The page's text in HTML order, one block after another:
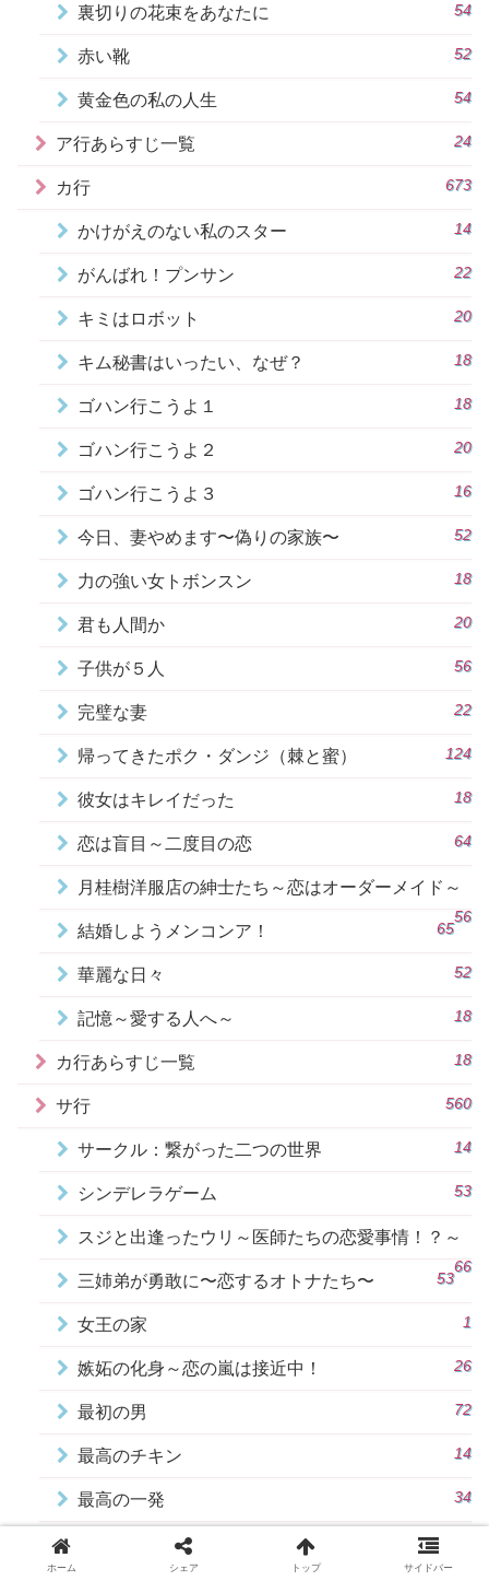
裏切りの花束をあなたに 54
赤い靴 52
黄金色の私の人生 54
ア行あらすじ一覧 24
カ行 673
かけがえのない私のスター 14
がんばれ！プンサン 22
キミはロボット 20
キム秘書はいったい、なぜ？ 18
ゴハン行こうよ１ 18
ゴハン行こうよ２ 20
ゴハン行こうよ３ 16
今日、妻やめます〜偽りの家族〜 52
力の強い女トボンスン 18
君も人間か 20
子供が５人 56
完璧な妻 22
帰ってきたポク・ダンジ（棘と蜜） 124
彼女はキレイだった 18
恋は盲目～二度目の恋 64
月桂樹洋服店の紳士たち～恋はオーダーメイド～
56
結婚しようメンコンア！ 65
華麗な日々 52
記憶～愛する人へ～ 18
カ行あらすじ一覧 18
サ行 560
サークル：繋がった二つの世界 14
シンデレラゲーム 53
スジと出逢ったウリ～医師たちの恋愛事情！？～
66
三姉弟が勇敢に〜恋するオトナたち〜 53
女王の家 1
嫉妬の化身～恋の嵐は接近中！ 26
最初の男 72
最高のチキン 14
最高の一発 34
知ってるワイフ
ホーム シェア トップ サイドバー